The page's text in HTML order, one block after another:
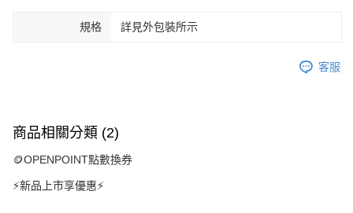
規格 詳見外包裝所示
客服
商品相關分類 (2)
🪙OPENPOINT點數換券
⚡新品上市享優惠⚡